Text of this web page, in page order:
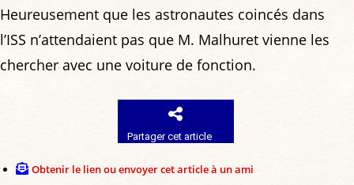
Heureusement que les astronautes coincés dans
l’ISS n’attendaient pas que M. Malhuret vienne les
chercher avec une voiture de fonction.
Partager cet article
Obtenir le lien ou envoyer cet article à un ami